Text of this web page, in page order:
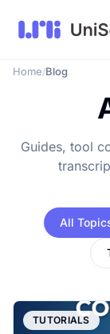
Home/Blog
Guides, tool
All
TUTORIALS